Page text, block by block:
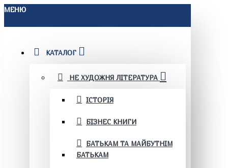
МЕНЮ
КАТАЛОГ
НЕ ХУДОЖНЯ ЛІТЕРАТУРА
ІСТОРІЯ
БІЗНЕС КНИГИ
БАТЬКАМ ТА МАЙБУТНІМ
БАТЬКАМ